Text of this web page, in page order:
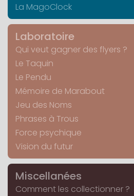
La MagoClock
Laboratoire
Qui veut gagner des flyers ?
Le Taquin
Le Pendu
Mémoire de Marabout
Jeu des Noms
Phrases à Trous
Force psychique
Vision du futur
Miscellanées
Comment les collectionner ?